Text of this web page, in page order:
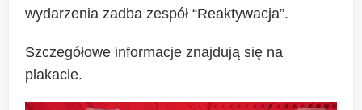
wydarzenia zadba zespół “Reaktywacja”.
Szczegółowe informacje znajdują się na
plakacie.